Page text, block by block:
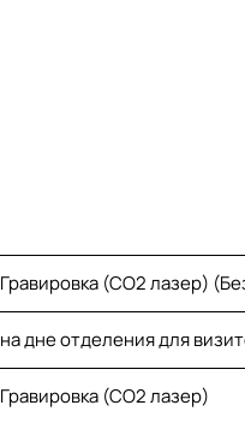
Гравировка (CO2 лазер)
на дне отделения для
Гравировка (CO2 лазер)